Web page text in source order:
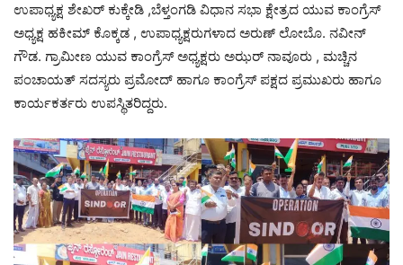
ಉಪಾಧ್ಯಕ್ಷ ಶೇಖರ್ ಕುಕ್ಕೇಡಿ ,ಬೆಳ್ತಂಗಡಿ ವಿಧಾನ ಸಭಾ ಕ್ಷೇತ್ರದ ಯುವ ಕಾಂಗ್ರೆಸ್
ಅಧ್ಯಕ್ಷ ಹಕೀಮ್ ಕೊಕ್ಕಡ , ಉಪಾಧ್ಯಕ್ಷರುಗಳಾದ ಅರುಣ್ ಲೋಬೊ. ನವೀನ್
ಗೌಡ. ಗ್ರಾಮೀಣ ಯುವ ಕಾಂಗ್ರೆಸ್ ಅಧ್ಯಕ್ಷರು ಅಝರ್ ನಾವೂರು , ಮಚ್ಚಿನ
ಪಂಚಾಯತ್ ಸದಸ್ಯರು ಪ್ರಮೋದ್ ಹಾಗೂ ಕಾಂಗ್ರೆಸ್ ಪಕ್ಷದ ಪ್ರಮುಖರು ಹಾಗೂ
ಕಾರ್ಯಕರ್ತರು ಉಪಸ್ಥಿತರಿದ್ದರು.